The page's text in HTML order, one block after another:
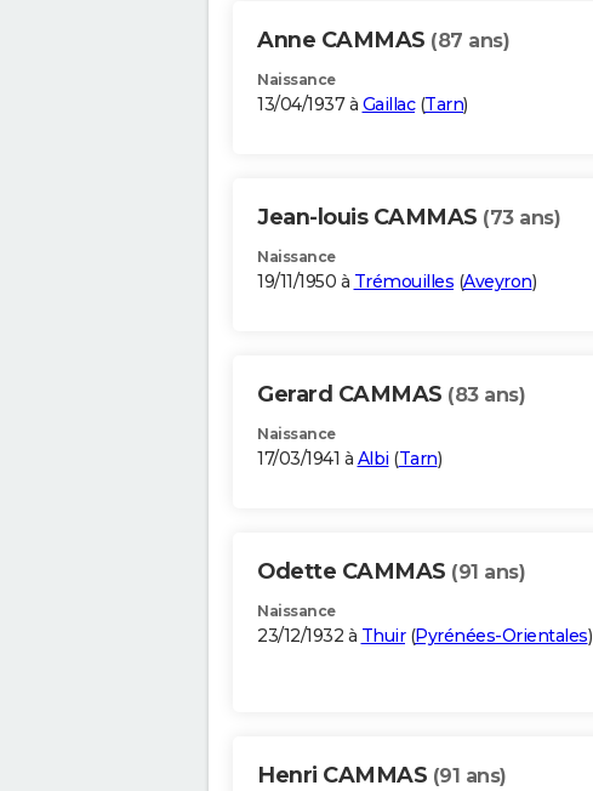
Anne CAMMAS (87 ans)
Naissance
13/04/1937 à Gaillac(Tarn)
Jean-louis CAMMAS (73 ans)
Naissance
19/11/1950 à Trémouilles (Aveyron)
Gerard CAMMAS (83 ans)
Naissance
17/03/1941 à Albi (Tarn)
Odette CAMMAS (91 ans)
Naissance
23/12/1932 à Thuir(Pyrénées-Orientales)
Henri CAMMAS (91 ans)